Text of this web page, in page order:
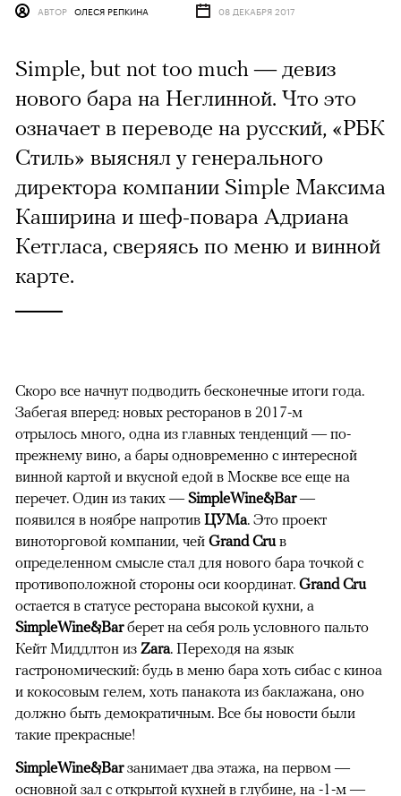
АВТОР ОЛЕСЯ РЕПКИНА 08 ДЕКАБРЯ 2017
Simple, but not too much — девиз
нового бара на Неглинной. Что это
означает в переводе на русский, «РБК
Стиль» выяснял у генерального
директора компании Simple Максима
Каширина и шеф-повара Адриана
Кетгласа, сверяясь по меню и винной
карте.
Скоро все начнут подводить бесконечные итоги года.
Забегая вперед: новых ресторанов в 2017-м
отрылось много, одна из главных тенденций — по-
прежнему вино, а бары одновременно с интересной
винной картой и вкусной едой в Москве все еще на
перечет. Один из таких — SimpleWine&Bar—
появился в ноябре напротив ЦУМа. Это проект
виноторговой компании, чей Grand Cruв
определенном смысле стал для нового бара точкой с
противоположной стороны оси координат. Grand Cru
остается в статусе ресторана высокой кухни, а
SimpleWine&Barберет на себя роль условного пальто
Кейт Миддлтон из Zara. Переходя на язык
гастрономический: будь в меню бара хоть сибас с киноа
и кокосовым гелем, хоть панакота из баклажана, оно
должно быть демократичным. Все бы новости были
такие прекрасные!
SimpleWine&Barзанимает два этажа, на первом —
основной зал с открытой кухней в глубине, на -1-м —